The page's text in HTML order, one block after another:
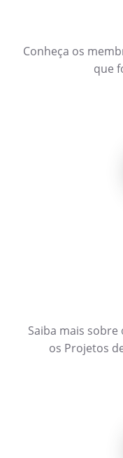
Conheça os
que
Saiba mais
os Projetos